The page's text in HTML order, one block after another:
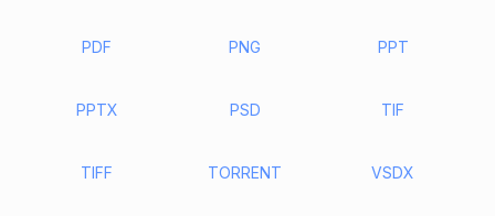
PDF PNG PPT
PPTX PSD TIF
TIFF TORRENT VSDX